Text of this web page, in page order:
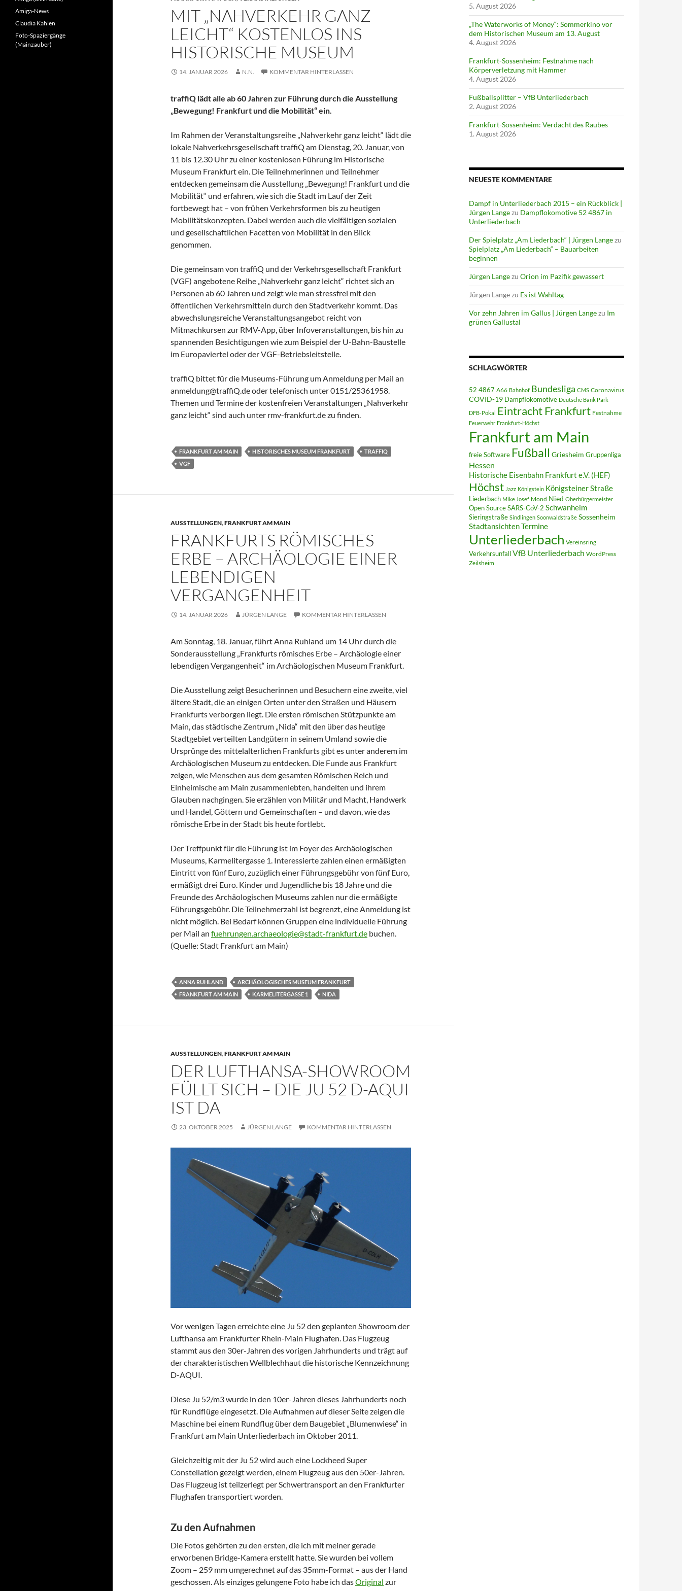
MIT „NAHVERKEHR GANZ
LEICHT“ KOSTENLOS INS
HISTORISCHE MUSEUM
14. JANUAR 2026 N.N. KOMMENTAR HINTERLASSEN
traffiQ lädt alle ab 60 Jahren zur Führung durch die Ausstellung
„Bewegung! Frankfurt und die Mobilität“ ein.
Im Rahmen der Veranstaltungsreihe „Nahverkehr ganz leicht“ lädt die
lokale Nahverkehrsgesellschaft traffiQ am Dienstag, 20. Januar, von
11 bis 12.30 Uhr zu einer kostenlosen Führung im Historische
Museum Frankfurt ein. Die Teilnehmerinnen und Teilnehmer
entdecken gemeinsam die Ausstellung „Bewegung! Frankfurt und die
Mobilität“ und erfahren, wie sich die Stadt im Lauf der Zeit
fortbewegt hat – von frühen Verkehrsformen bis zu heutigen
Mobilitätskonzepten. Dabei werden auch die vielfältigen sozialen
und gesellschaftlichen Facetten von Mobilität in den Blick
genommen.
Die gemeinsam von traffiQ und der Verkehrsgesellschaft Frankfurt
(VGF) angebotene Reihe „Nahverkehr ganz leicht“ richtet sich an
Personen ab 60 Jahren und zeigt wie man stressfrei mit den
öffentlichen Verkehrsmitteln durch den Stadtverkehr kommt. Das
abwechslungsreiche Veranstaltungsangebot reicht von
Mitmachkursen zur RMV-App, über Infoveranstaltungen, bis hin zu
spannenden Besichtigungen wie zum Beispiel der U-Bahn-Baustelle
im Europaviertel oder der VGF-Betriebsleitstelle.
traffiQ bittet für die Museums-Führung um Anmeldung per Mail an
anmeldung@traffiQ.de oder telefonisch unter 0151/25361958.
Themen und Termine der kostenfreien Veranstaltungen „Nahverkehr
ganz leicht“ sind auch unter rmv-frankfurt.de zu finden.
FRANKFURT AM MAIN HISTORISCHES MUSEUM FRANKFURT
TRAFFIQ
VGF
AUSSTELLUNGEN,FRANKFURT AM MAIN
FRANKFURTS RÖMISCHES
ERBE – ARCHÄOLOGIE EINER
LEBENDIGEN
VERGANGENHEIT
14. JANUAR 2026 JÜRGEN LANGE KOMMENTAR HINTERLASSEN
Am Sonntag, 18. Januar, führt Anna Ruhland um 14 Uhr durch die
Sonderausstellung „Frankfurts römisches Erbe – Archäologie einer
lebendigen Vergangenheit“ im Archäologischen Museum Frankfurt.
Die Ausstellung zeigt Besucherinnen und Besuchern eine zweite, viel
ältere Stadt, die an einigen Orten unter den Straßen und Häusern
Frankfurts verborgen liegt. Die ersten römischen Stützpunkte am
Main, das städtische Zentrum „Nida“ mit den über das heutige
Stadtgebiet verteilten Landgütern in seinem Umland sowie die
Ursprünge des mittelalterlichen Frankfurts gibt es unter anderem im
Archäologischen Museum zu entdecken. Die Funde aus Frankfurt
zeigen, wie Menschen aus dem gesamten Römischen Reich und
Einheimische am Main zusammenlebten, handelten und ihrem
Glauben nachgingen. Sie erzählen von Militär und Macht, Handwerk
und Handel, Göttern und Gemeinschaften – und davon, wie das
römische Erbe in der Stadt bis heute fortlebt.
Der Treffpunkt für die Führung ist im Foyer des Archäologischen
Museums, Karmelitergasse 1. Interessierte zahlen einen ermäßigten
Eintritt von fünf Euro, zuzüglich einer Führungsgebühr von fünf Euro,
ermäßigt drei Euro. Kinder und Jugendliche bis 18 Jahre und die
Freunde des Archäologischen Museums zahlen nur die ermäßigte
Führungsgebühr. Die Teilnehmerzahl ist begrenzt, eine Anmeldung ist
nicht möglich. Bei Bedarf können Gruppen eine individuelle Führung
per Mail an fuehrungen.archaeologie@stadt-frankfurt.de buchen.
(Quelle: Stadt Frankfurt am Main)
ANNA RUHLAND
ARCHÄOLOGISCHES MUSEUM FRANKFURT
FRANKFURT AM MAIN
KARMELITERGASSE 1 NIDA
AUSSTELLUNGEN,FRANKFURT AM MAIN
DER LUFTHANSA-SHOWROOM
FÜLLT SICH – DIE JU 52 D-AQUI
IST DA
23. OKTOBER 2025 JÜRGEN LANGE KOMMENTAR HINTERLASSEN
Vor wenigen Tagen erreichte eine Ju 52 den geplanten Showroom der
Lufthansa am Frankfurter Rhein-Main Flughafen. Das Flugzeug
stammt aus den 30er-Jahren des vorigen Jahrhunderts und trägt auf
der charakteristischen Wellblechhaut die historische Kennzeichnung
D-AQUI.
Diese Ju 52/m3 wurde in den 10er-Jahren dieses Jahrhunderts noch
für Rundflüge eingesetzt. Die Aufnahmen auf dieser Seite zeigen die
Maschine bei einem Rundflug über dem Baugebiet „Blumenwiese“ in
Frankfurt am Main Unterliederbach im Oktober 2011.
Gleichzeitig mit der Ju 52 wird auch eine Lockheed Super
Constellation gezeigt werden, einem Flugzeug aus den 50er-Jahren.
Das Flugzeug ist teilzerlegt per Schwertransport an den Frankfurter
Flughafen transportiert worden.
Zu den Aufnahmen
Die Fotos gehörten zu den ersten, die ich mit meiner gerade
erworbenen Bridge-Kamera erstellt hatte. Sie wurden bei vollem
Zoom – 259 mm umgerechnet auf das 35mm-Format – aus der Hand
geschossen. Als einziges gelungene Foto habe ich dasOriginal zur
5. August 2026
„The Waterworks of Money“: Sommerkino vor
dem Historischen Museum am 13. August
4. August 2026
Frankfurt-Sossenheim: Festnahme nach
Körperverletzung mit Hammer
4. August 2026
Fußballsplitter – VfB Unterliederbach
2. August 2026
Frankfurt-Sossenheim: Verdacht des Raubes
1. August 2026
NEUESTE KOMMENTARE
Dampf in Unterliederbach 2015 – ein Rückblick |
Jürgen Langezu Dampflokomotive 52 4867 in
Unterliederbach
Der Spielplatz „Am Liederbach“ | Jürgen Langezu
Spielplatz „Am Liederbach“ – Bauarbeiten
beginnen
Jürgen Langezu Orion im Pazifik gewassert
Jürgen Langezu Es ist Wahltag
Vor zehn Jahren im Gallus | Jürgen Langezu Im
grünen Gallustal
SCHLAGWÖRTER
52 4867 A66 Bahnhof Bundesliga CMS Coronavirus
COVID-19 Dampflokomotive Deutsche Bank Park
DFB-Pokal Eintracht Frankfurt Festnahme
Feuerwehr Frankfurt-Höchst
Frankfurt am Main
freie Software Fußball Griesheim Gruppenliga
Hessen
Historische Eisenbahn Frankfurt e.V. (HEF)
Höchst Jazz Königstein Königsteiner Straße
Liederbach Mike Josef Mond Nied Oberbürgermeister
Open SourceSARS-CoV-2 Schwanheim
Sieringstraße Sindlingen Soonwaldstraße Sossenheim
StadtansichtenTermine
Unterliederbach Vereinsring
VerkehrsunfallVfB Unterliederbach WordPress
Zeilsheim
Amiga-News
Claudia Kahlen
Foto-Spaziergänge
(Mainzauber)